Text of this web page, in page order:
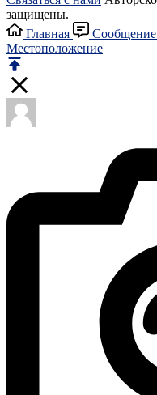
защищены.
Главная
Сообщение
Местоположение